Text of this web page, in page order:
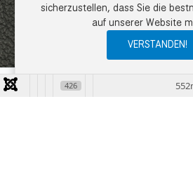
My
Datenschutzerklärung
COPYRIGHT © 2026 EMME LEDER GMBH.
sicherzustellen, dass Sie die
auf unserer Website
VERSTANDEN!
426